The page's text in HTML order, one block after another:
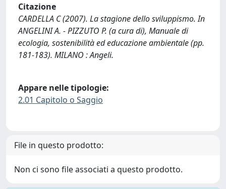
Citazione
CARDELLA C (2007). La stagione dello sviluppismo. In
ANGELINI A. - PIZZUTO P. (a cura di), Manuale di
ecologia, sostenibilità ed educazione ambientale (pp.
181-183). MILANO : Angeli.
Appare nelle tipologie:
2.01 Capitolo o Saggio
File in questo prodotto:
Non ci sono file associati a questo prodotto.